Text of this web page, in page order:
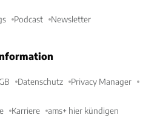
Podcast Newsletter
Datenschutz Privacy Manager
Karriere ams+ hier kündigen